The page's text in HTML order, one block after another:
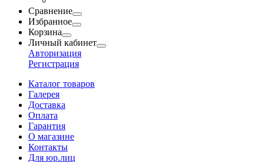
Сравнение
Избранное
Корзина
Личный кабинет
Авторизация
Регистрация
Каталог товаров
Галерея
Доставка
Оплата
Гарантия
О магазине
Контакты
Для юр.лиц